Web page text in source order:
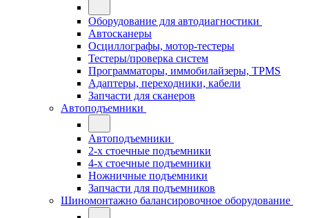
Оборудование для автодиагностики
Автосканеры
Осциллографы, мотор-тестеры
Тестеры/проверка систем
Программаторы, иммобилайзеры, TPMS
Адаптеры, переходники, кабели
Запчасти для сканеров
Автоподъемники
Автоподъемники
2-х стоечные подъемники
4-х стоечные подъемники
Ножничные подъемники
Запчасти для подъемников
Шиномонтажно балансировочное оборудование